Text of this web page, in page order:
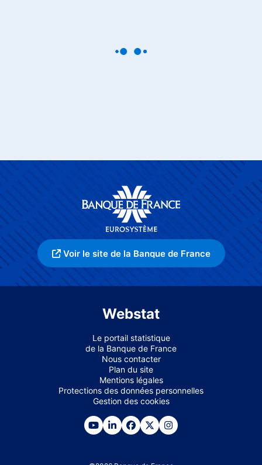
Voir le site de la Banque de France
Webstat
Le portail statistique
de la Banque de France
Nous contacter
Plan du site
Mentions légales
Protections des données personnelles
Gestion des cookies